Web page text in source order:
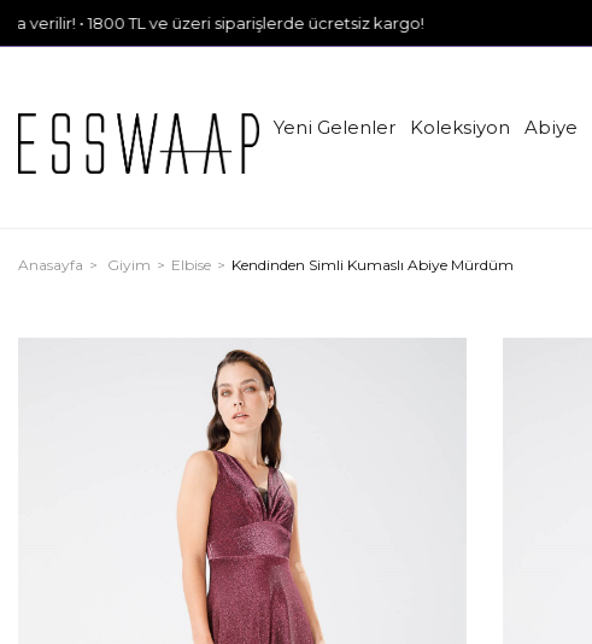
TL ve üzeri siparişlerde ücretsiz kargo!
Yeni Gelenler Koleksiyon Abiye
Anasayfa Giyim Elbise Kendinden Simli Kumaslı Abiye Mürdüm